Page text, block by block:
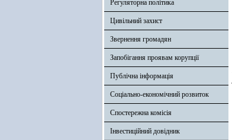
Регуляторна політика
Цивільний захист
Звернення громадян
Запобігання проявам корупції
Публічна інформація
Соціально-економічний розвиток
Спостережна комісія
Інвестиційний довідник